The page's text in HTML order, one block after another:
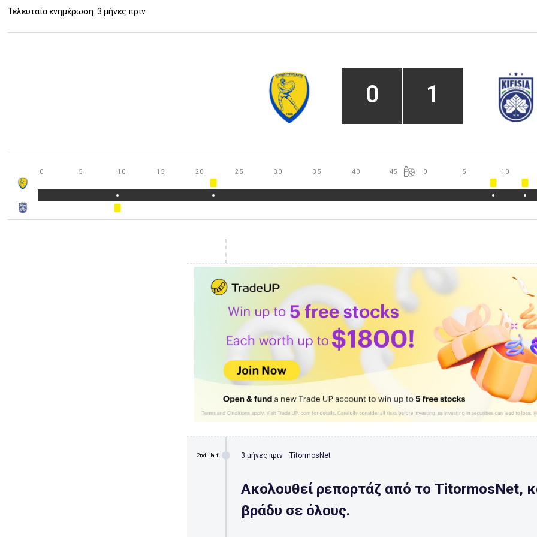
Τελευταία ενημέρωση: 3 μήνες πριν
0 1
0 5 10 15 20 25 30 35 40 45 0 5 10
2nd Half 3 μήνες πριν TitormosNet
Ακολουθεί ρεπορτάζ από το TitormosNet,
βράδυ σε όλους.